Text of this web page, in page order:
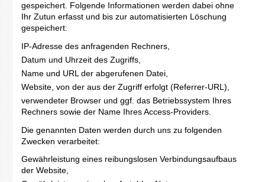
gespeichert. Folgende Informationen werden dabei ohne
Ihr Zutun erfasst und bis zur automatisierten Löschung
gespeichert:
IP-Adresse des anfragenden Rechners,
Datum und Uhrzeit des Zugriffs,
Name und URL der abgerufenen Datei,
Website, von der aus der Zugriff erfolgt (Referrer-URL),
verwendeter Browser und ggf. das Betriebssystem Ihres
Rechners sowie der Name Ihres Access-Providers.
Die genannten Daten werden durch uns zu folgenden
Zwecken verarbeitet:
Gewährleistung eines reibungslosen Verbindungsaufbaus
der Website,